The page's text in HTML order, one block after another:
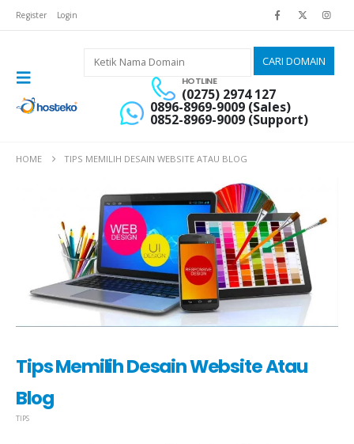
Register Login
HOTLINE
(0275) 2974 127
0896-8969-9009 (Sales)
0852-8969-9009 (Support)
HOME TIPS MEMILIH DESAIN WEBSITE ATAU BLOG
Tips Memilih Desain Website Atau
Blog
TIPS